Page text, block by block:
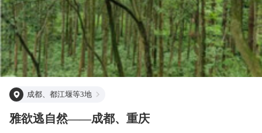
成都、都江堰等3地
雅欲逃自然——成都、重庆